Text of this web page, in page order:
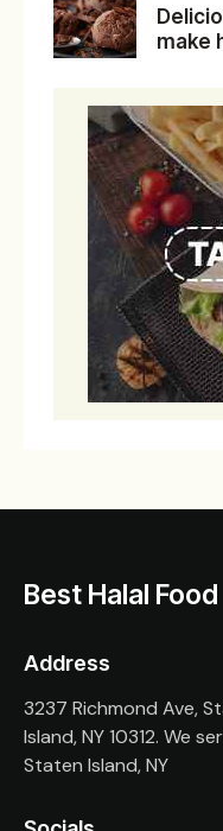
make
Best Halal Food
Address
3237 Richmond Ave,
Island, NY 10312. We
Staten Island, NY